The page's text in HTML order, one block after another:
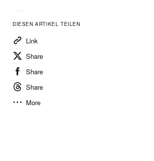
DIESEN ARTIKEL TEILEN
Link
Share
Share
Share
More